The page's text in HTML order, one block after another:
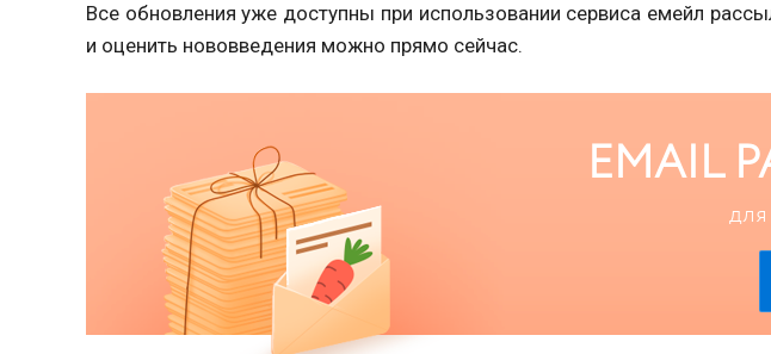
Все обновления уже доступны при использовании сервиса емейл
и оценить нововведения можно прямо сейчас.
EMAIL